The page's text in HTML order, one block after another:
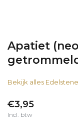
Apatiet
Bekijk alles
€3,95
Incl. btw